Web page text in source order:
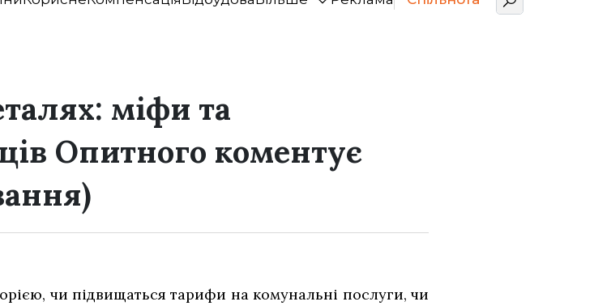
міфи та
Опитного коментує
чи підвищаться тарифи на комунальні послуги, чи